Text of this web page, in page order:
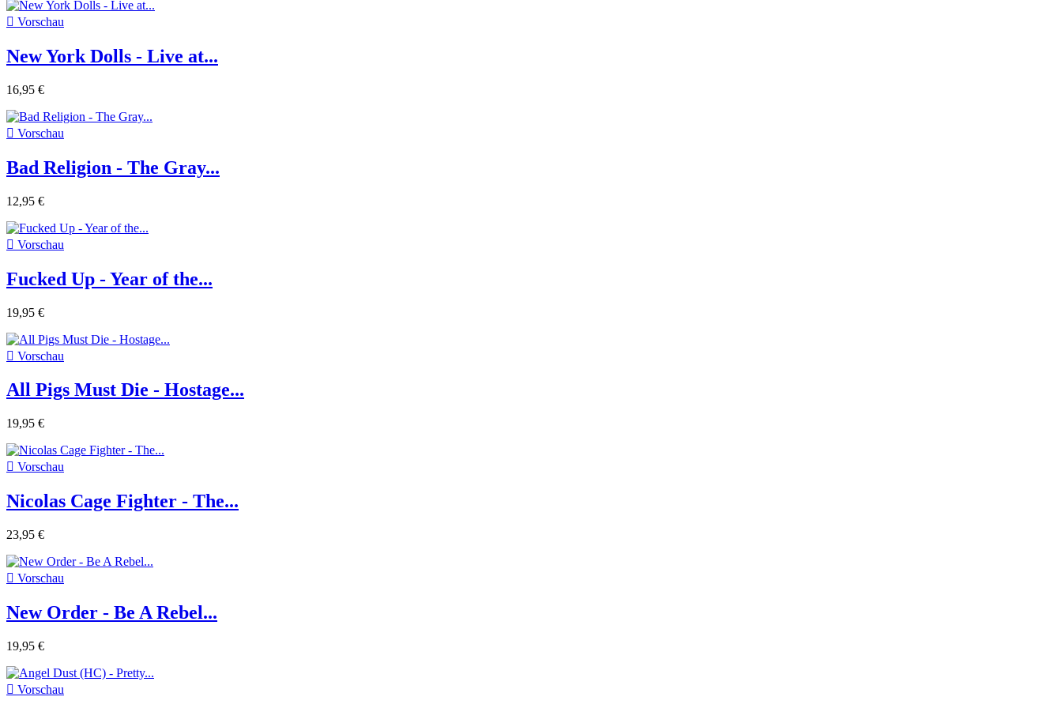
 Vorschau
New York Dolls - Live at...
16,95 €
 Vorschau
Bad Religion - The Gray...
12,95 €
 Vorschau
Fucked Up - Year of the...
19,95 €
 Vorschau
All Pigs Must Die - Hostage...
19,95 €
 Vorschau
Nicolas Cage Fighter - The...
23,95 €
 Vorschau
New Order - Be A Rebel...
19,95 €
 Vorschau